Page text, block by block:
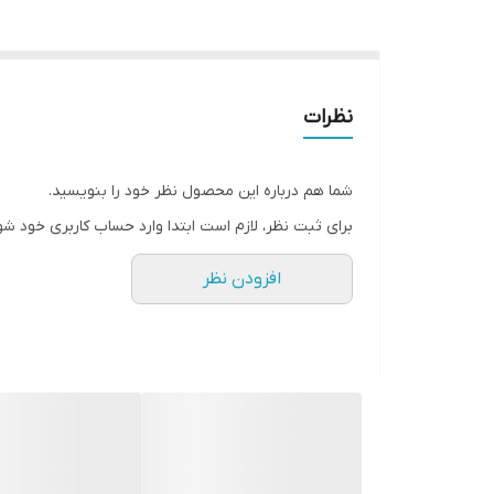
نظرات
شما هم درباره این محصول نظر خود را بنویسید.
برای ثبت نظر، لازم است ابتدا وارد حساب کاربری خود
افزودن نظر